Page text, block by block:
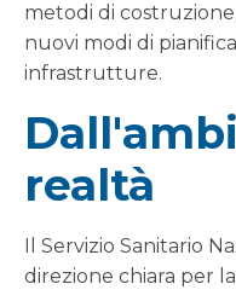
metodi di
nuovi modi di
infrastrutture.
realtà
Il Servizio Sanitario
direzione chiara per